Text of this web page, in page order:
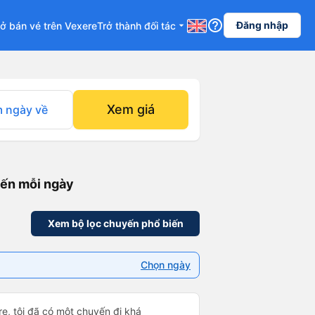
bán vé trên VexereTrở thành đối tác arrow_drop_down help_outline Đăng nhập
ngày về Xem giá
mỗi ngày
Xem bộ lọc chuyến phổ biến
Chọn ngày
tôi đã có một chuyến đi khá